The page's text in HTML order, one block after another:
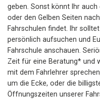
geben. Sonst könnt Ihr
oder den Gelben Seiten
Fahrschulen findet. Ihr
persönlich aufsuchen und
Fahrschule anschauen.
Zeit für eine Beratung* und
mit dem Fahrlehrer
um die Ecke, oder die
Öffnungszeiten unserer